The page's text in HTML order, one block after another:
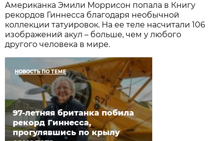
Американка Эмили Моррисон попала в Книгу
рекордов Гиннесса благодаря необычной
коллекции татуировок. На ее теле насчитали 106
изображений акул – больше, чем у любого
другого человека в мире.
НОВОСТЬ ПО ТЕМЕ
97-летняя британка побила
рекорд Гиннесса,
прогулявшись по крылу